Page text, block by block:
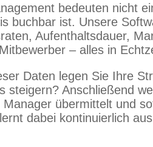
bedeuten nicht
buchbar ist. Unsere
Aufenthaltsdauer,
– alles in
Daten legen Sie Ihre
steigern? Anschließend
Manager übermittelt und
dabei kontinuierlich